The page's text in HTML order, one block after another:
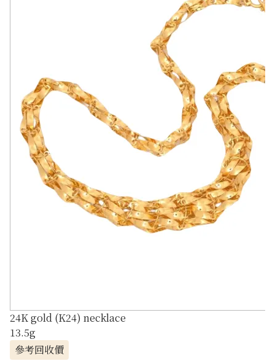
24K gold (K24) necklace
13.5g
參考回收價